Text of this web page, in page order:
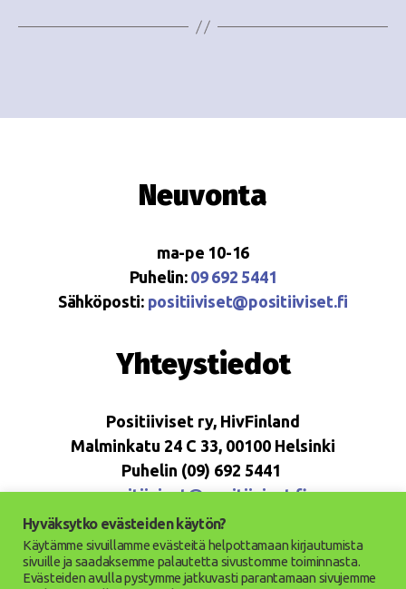
Neuvonta
ma-pe 10-16
Puhelin: 09 692 5441
Sähköposti: positiiviset@positiiviset.fi
Yhteystiedot
Positiiviset ry, HivFinland
Malminkatu 24 C 33, 00100 Helsinki
Puhelin (09) 692 5441
positiiviset@positiiviset.fi
Hyväksytko evästeiden käytön?
Käytämme sivuillamme evästeitä helpottamaan kirjautumista
sivuille ja saadaksemme palautetta sivustomme toiminnasta.
Evästeiden avulla pystymme jatkuvasti parantamaan sivujemme